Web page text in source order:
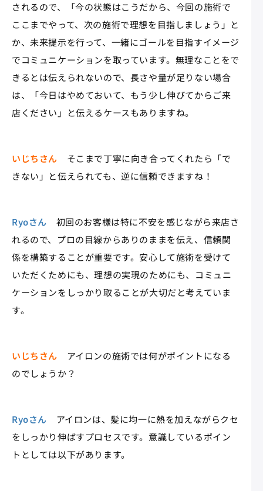
されるので、「今の状態はこうだから、今回の施術で
ここまでやって、次の施術で理想を目指しましょう」と
か、未来提示を行って、一緒にゴールを目指すイメージ
でコミュニケーションを取っています。無理なことをで
きるとは伝えられないので、長さや量が足りない場合
は、「今日はやめておいて、もう少し伸びてからご来
店ください」と伝えるケースもありますね。
いじちさん そこまで丁寧に向き合ってくれたら「で
きない」と伝えられても、逆に信頼できますね！
Ryoさん 初回のお客様は特に不安を感じながら来店さ
れるので、プロの目線からありのままを伝え、信頼関
係を構築することが重要です。安心して施術を受けて
いただくためにも、理想の実現のためにも、コミュニ
ケーションをしっかり取ることが大切だと考えていま
す。
いじちさん アイロンの施術では何がポイントになる
のでしょうか？
Ryoさん アイロンは、髪に均一に熱を加えながらクセ
をしっかり伸ばすプロセスです。意識しているポイン
トとしては以下があります。